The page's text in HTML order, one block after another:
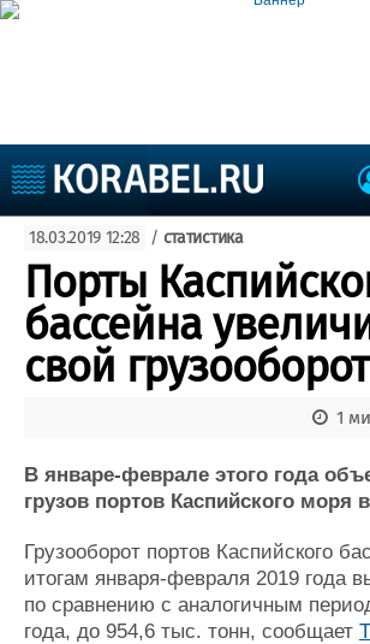
Судоходство
Судоремонт
События
Пресс-релизы
Порты
Рыболовство
ВМФ
Судостроение
Пульс
Новости
Компании
Репутация
Работа
Торговая
Доска
Продажа флота
Оборудование
Изделия
Материалы
18.03.2019 12:28 / статистика
Порты
бассейна
свой грузооборот
1
В январе-феврале этого года
грузов портов Каспийского моря
Грузооборот портов Каспийского
итогам января-февраля 2019 года
по сравнению с аналогичным
года, до 954,6 тыс. тонн, сообщает